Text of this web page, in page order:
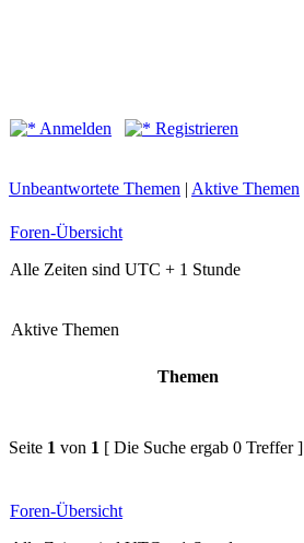
Anmelden
Registrieren
Unbeantwortete Themen | Aktive Themen
Foren-Übersicht
Alle Zeiten sind UTC + 1 Stunde
Aktive Themen
Themen
Seite 1 von 1 [ Die Suche ergab 0 Treffer ]
Foren-Übersicht